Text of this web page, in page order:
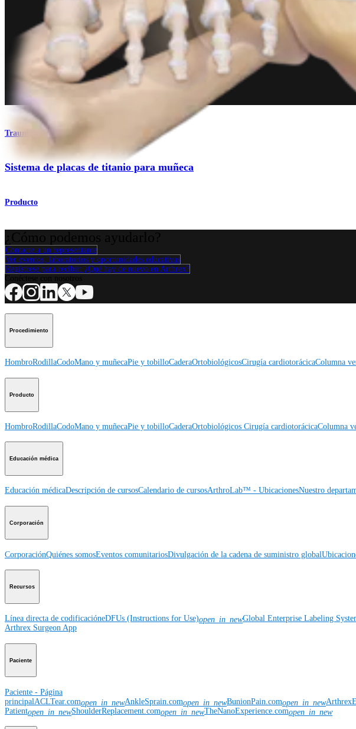
Traumatismo - Extremidades superiores
Sistema de placas de titanio para muñeca
Producto
Contacte a un representante
Ver eventos, laboratorios y oportunidades educativas
Regístrese para recibir: ¿Qué hay de nuevo en Arthrex?
Procedimiento
HombroRodillaCodoMano y muñecaPie y tobilloCaderaOrtobiológicosCirugía cardiotorácicaColumna
Producto
HombroRodillaCodoMano y muñecaPie y tobilloCaderaOrtobiológicos Cirugía cardiotorácicaColumna
Educación médica
Educación médicaDescripción de cursosCalendario de cursosArthroLab™ - UbicacionesNuestro
Corporación
CorporaciónQuiénes somosEventos comunitariosDivulgación de la cadena de suministro global
Recursos
Línea directa de codificacióneDFUs (Instructions for Use)open_in_newGlobal Enterprise Labeling
Arthrex Surgeon App
Paciente
Paciente - Página
principal ACLTear.comopen_in_newAnkleSprain.comopen_in_newBunionPain.comopen_in_new
Patientopen_in_newShoulderReplacement.comopen_in_newTheNanoExperience.comopen_in_new